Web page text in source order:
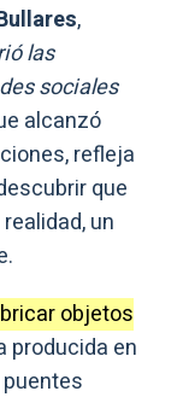
,
las
sociales
alcanzó
refleja
que
un
objetos
producida en